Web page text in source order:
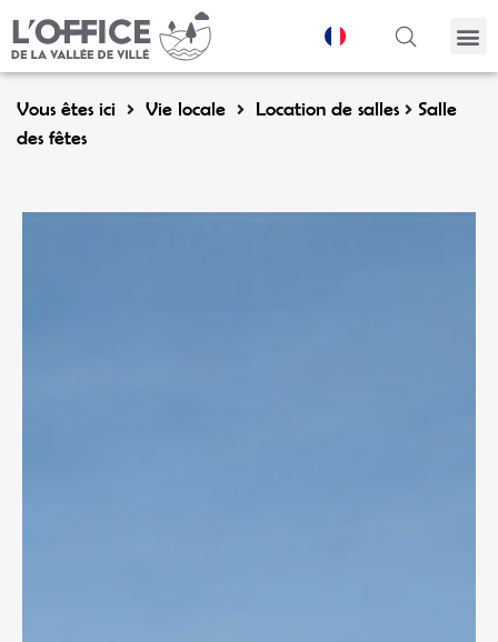
Vous êtes ici Vie locale Location de salles
Salle
des fêtes
Panneau de gestion des cookies